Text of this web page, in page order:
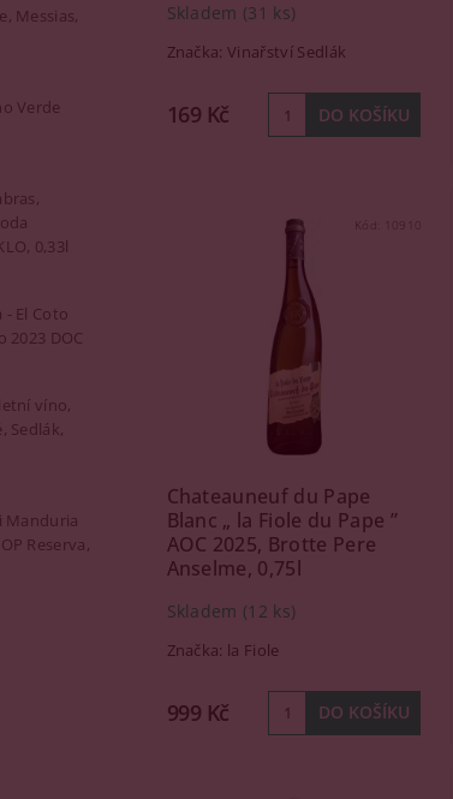
Messias,
Verde
0,33l
- El Coto
2023 DOC
víno,
Sedlák,
Manduria
Reserva,
Skladem (31 ks)
Značka:Vinařství Sedlák
169 Kč
Kód:
Chateauneuf du Pape
Blanc „ la Fiole du Pape ”
AOC 2025, Brotte Pere
Anselme, 0,75l
Skladem (12 ks)
Značka: la Fiole
999 Kč